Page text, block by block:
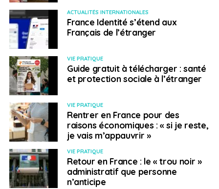
ces investissements, notamment en créant un guichet
unique, en mettant en place des exemptions fiscales et
diverses formes de soutiens directs. Un niveau de
d’implantation. À cet effet, le gouvernement a créé
l’Agence de promotion des investissements
hongroisqui fournit une aide professionnelle aux
Hongrie.
Contexte administratif
Pour un séjour de plus de trois mois, il faut
impérativement être déclaré à la mairie de son lieu de
résidence ou auprès de la direction régionale de l’office
ACTUALITÉS INTERNATIONALES
France Identité s’étend aux
Français de l’étranger
VIE PRATIQUE
Guide gratuit à télécharger : santé
et protection sociale à l’étranger
VIE PRATIQUE
Rentrer en France pour des
raisons économiques : « si je reste,
je vais m’appauvrir »
VIE PRATIQUE
Retour en France : le « trou noir »
administratif que personne
n’anticipe